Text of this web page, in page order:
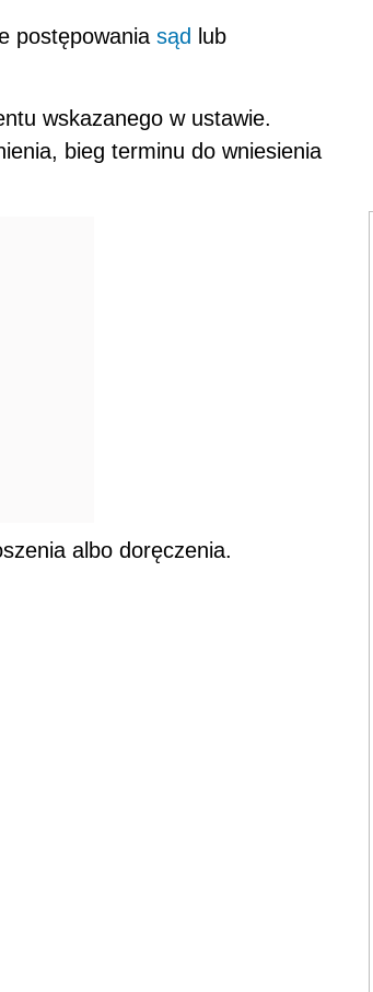
postępowania sąd
lub
wskazanego w ustawie.
bieg terminu do wniesienia
albo doręczenia.